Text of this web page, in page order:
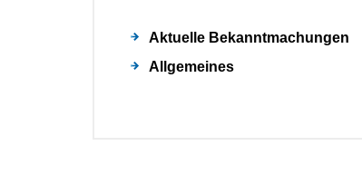
Aktuelle Bekanntmachungen
Allgemeines